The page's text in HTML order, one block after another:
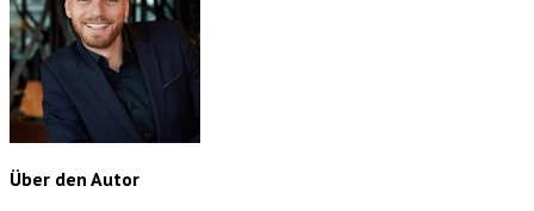
Über den Autor